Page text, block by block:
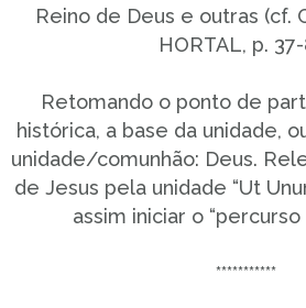
Reino de Deus e outras (cf.
HORTAL, p.
Retomando o ponto de
histórica, a base da unidade,
unidade/comunhão: Deus.
de Jesus pela unidade “Ut
assim iniciar o “percurso
***********